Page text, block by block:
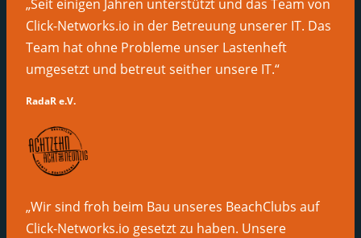
„Seit einigen Jahren unterstützt und das Team von
Click-Networks.io in der Betreuung unserer IT. Das
Team hat ohne Probleme unser Lastenheft
umgesetzt und betreut seither unsere IT.“
RadaR e.V.
„Wir sind froh beim Bau unseres BeachClubs auf
Click-Networks.io gesetzt zu haben. Unsere